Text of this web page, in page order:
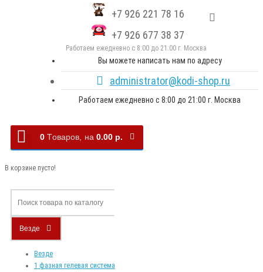
+7 926 221 78 16
+7 926 677 38 37
Работаем ежедневно с 8:00 до 21:00 г. Москва
Вы можете написать нам по адресу
administrator@kodi-shop.ru
Работаем ежедневно с 8:00 до 21:00 г. Москва
0 Tоваров, на 0.00 р.
В корзине пусто!
Везде
Везде
1 фазная гелевая система